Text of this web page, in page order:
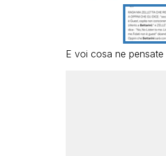
E voi cosa ne